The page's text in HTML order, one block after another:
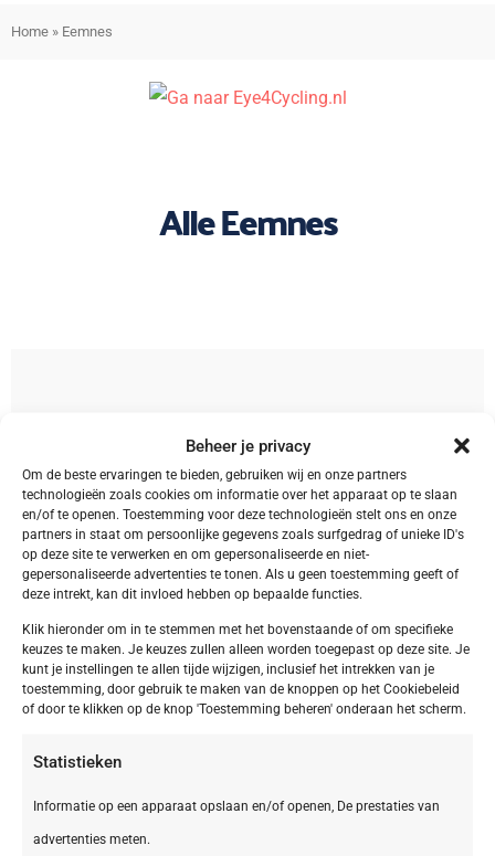
Beheer je privacy
Om de beste ervaringen te bieden, gebruiken wij en onze partners
technologieën zoals cookies om informatie over het apparaat op te slaan
en/of te openen. Toestemming voor deze technologieën stelt ons en onze
partners in staat om persoonlijke gegevens zoals surfgedrag of unieke ID's
op deze site te verwerken en om gepersonaliseerde en niet-
gepersonaliseerde advertenties te tonen. Als u geen toestemming geeft of
deze intrekt, kan dit invloed hebben op bepaalde functies.
Klik hieronder om in te stemmen met het bovenstaande of om specifieke
keuzes te maken. Je keuzes zullen alleen worden toegepast op deze site. Je
kunt je instellingen te allen tijde wijzigen, inclusief het intrekken van je
toestemming, door gebruik te maken van de knoppen op het Cookiebeleid
of door te klikken op de knop 'Toestemming beheren' onderaan het scherm.
Statistieken
Informatie op een apparaat opslaan en/of openen, De prestaties van
advertenties meten.
Home » Eemnes
Alle Eemnes